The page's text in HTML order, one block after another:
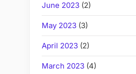
June 2023 (2)
May 2023 (3)
April 2023 (2)
March 2023 (4)